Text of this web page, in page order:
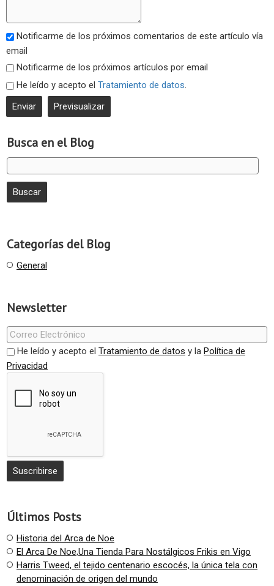
Busca en el Blog
Categorías del Blog
General
Newsletter
He leído y acepto el Tratamiento de datos y la Política de
Privacidad
Últimos Posts
Historia del Arca de Noe
El Arca De Noe,Una Tienda Para Nostálgicos Frikis en Vigo
Harris Tweed, el tejido centenario escocés, la única tela con
denominación de origen del mundo
Notificarme de los próximos comentarios de este artículo vía
email
Notificarme de los próximos artículos por email
He leído y acepto el Tratamiento de datos.